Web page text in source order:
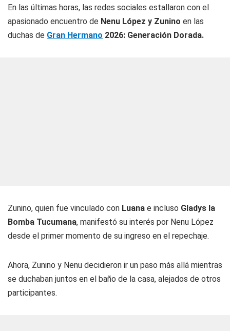
En las últimas horas, las redes sociales estallaron con el
apasionado encuentro de Nenu López y Zunino en las
duchas de Gran Hermano 2026: Generación Dorada.
Zunino, quien fue vinculado con Luana e incluso Gladys la
Bomba Tucumana, manifestó su interés por Nenu López
desde el primer momento de su ingreso en el repechaje.
Ahora, Zunino y Nenu decidieron ir un paso más allá mientras
se duchaban juntos en el baño de la casa, alejados de otros
participantes.